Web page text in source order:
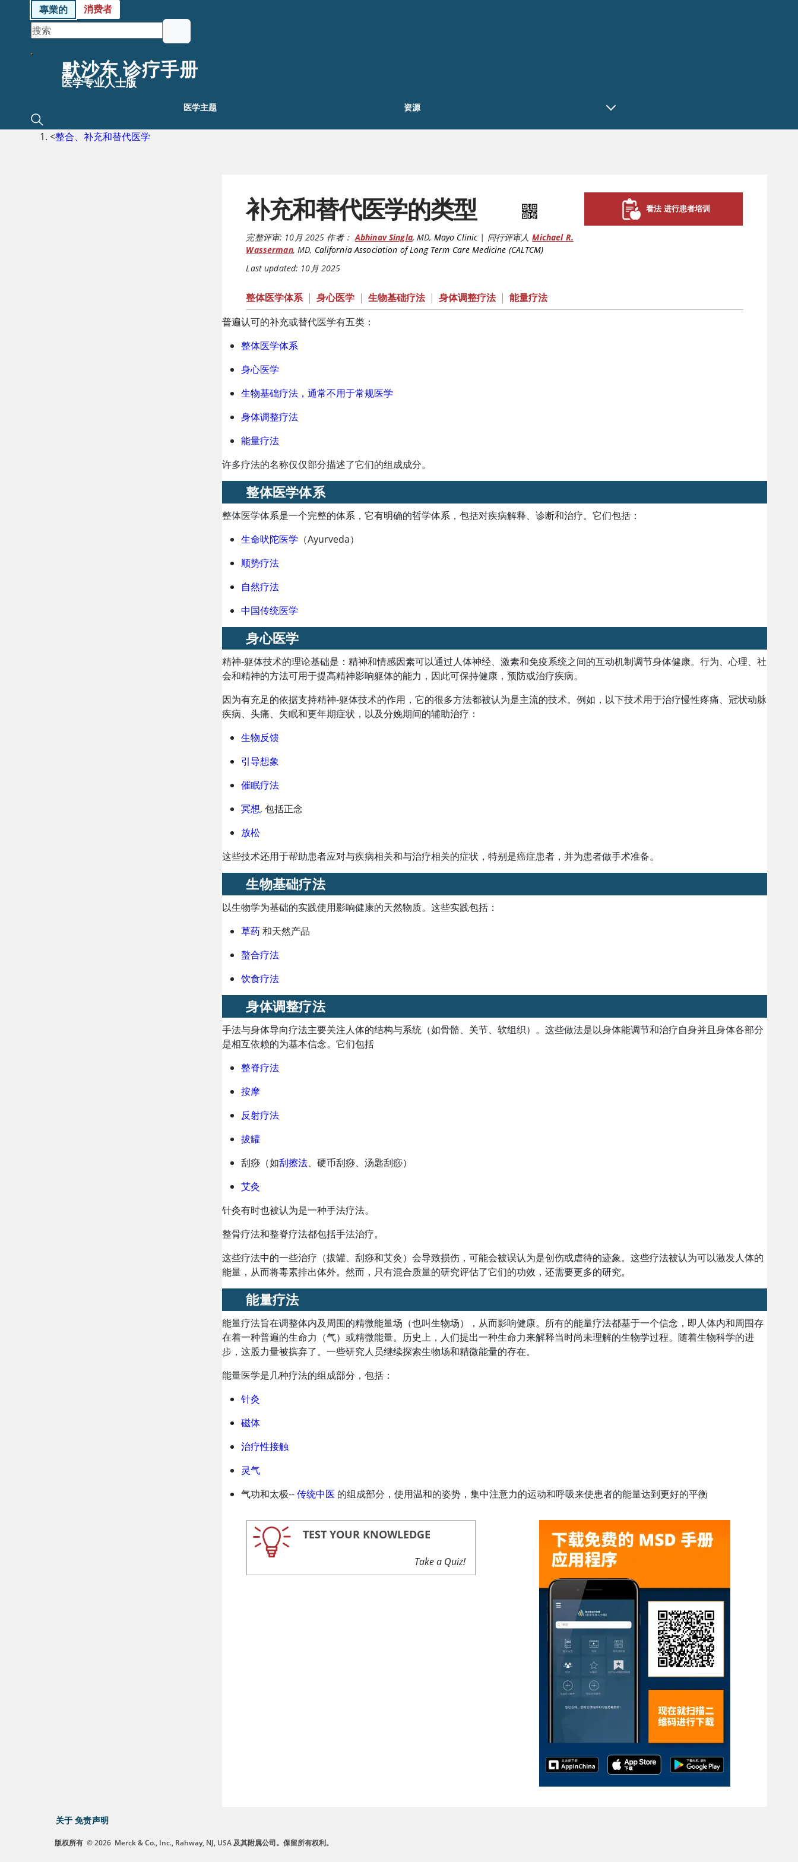
專業的 消费者
默沙东 诊疗手册
医学专业人士版
医学主题 资源
<整合、补充和替代医学
补充和替代医学的类型
完整评审: 10月 2025 作者： Abhinav Singla,MD, Mayo Clinic| 同行评审人 Michael R.
Wasserman, MD, California Association of Long Term Care Medicine (CALTCM)
Last updated: 10月 2025
看法 进行患者培训
整体医学体系 | 身心医学 | 生物基础疗法 | 身体调整疗法 | 能量疗法
普遍认可的补充或替代医学有五类：
整体医学体系
身心医学
生物基础疗法，通常不用于常规医学
身体调整疗法
能量疗法
许多疗法的名称仅仅部分描述了它们的组成成分。
整体医学体系
整体医学体系是一个完整的体系，它有明确的哲学体系，包括对疾病解释、诊断和治疗。它们包括：
生命吠陀医学 （Ayurveda）
顺势疗法
自然疗法
中国传统医学
身心医学
精神-躯体技术的理论基础是：精神和情感因素可以通过人体神经、激素和免疫系统之间的互动机制调节身体健康。行为、心理、社
会和精神的方法可用于提高精神影响躯体的能力，因此可保持健康，预防或治疗疾病。
因为有充足的依据支持精神-躯体技术的作用，它的很多方法都被认为是主流的技术。例如，以下技术用于治疗慢性疼痛、冠状动脉
疾病、头痛、失眠和更年期症状，以及分娩期间的辅助治疗：
生物反馈
引导想象
催眠疗法
冥想, 包括正念
放松
这些技术还用于帮助患者应对与疾病相关和与治疗相关的症状，特别是癌症患者，并为患者做手术准备。
生物基础疗法
以生物学为基础的实践使用影响健康的天然物质。这些实践包括：
草药和天然产品
螯合疗法
饮食疗法
身体调整疗法
手法与身体导向疗法主要关注人体的结构与系统（如骨骼、关节、软组织）。这些做法是以身体能调节和治疗自身并且身体各部分
是相互依赖的为基本信念。它们包括
整脊疗法
按摩
反射疗法
拔罐
刮痧（如刮擦法、硬币刮痧、汤匙刮痧）
艾灸
针灸有时也被认为是一种手法疗法。
整骨疗法和整脊疗法都包括手法治疗。
这些疗法中的一些治疗（拔罐、刮痧和艾灸）会导致损伤，可能会被误认为是创伤或虐待的迹象。这些疗法被认为可以激发人体的
能量，从而将毒素排出体外。然而，只有混合质量的研究评估了它们的功效，还需要更多的研究。
能量疗法
能量疗法旨在调整体内及周围的精微能量场（也叫生物场），从而影响健康。所有的能量疗法都基于一个信念，即人体内和周围存
在着一种普遍的生命力（气）或精微能量。历史上，人们提出一种生命力来解释当时尚未理解的生物学过程。随着生物科学的进
步，这股力量被摈弃了。一些研究人员继续探索生物场和精微能量的存在。
能量医学是几种疗法的组成部分，包括：
针灸
磁体
治疗性接触
灵气
气功和太极--传统中医 的组成部分，使用温和的姿势，集中注意力的运动和呼吸来使患者的能量达到更好的平衡
TEST YOUR KNOWLEDGE
Take a Quiz!
关于 免责声明
版权所有 © 2026 Merck & Co., Inc., Rahway, NJ, USA 及其附属公司。保留所有权利。